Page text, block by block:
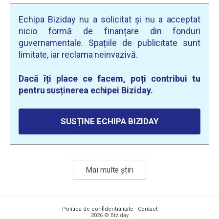
Echipa Biziday nu a solicitat și nu a acceptat
nicio formă de finanțare din fonduri
guvernamentale. Spațiile de publicitate sunt
limitate, iar reclama neinvazivă.
Dacă îți place ce facem, poți contribui tu
pentru susținerea echipei Biziday.
SUSȚINE ECHIPA BIZIDAY
Mai multe știri
Politica de confidențialitate · Contact
2026 © Biziday